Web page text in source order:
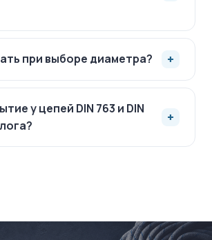
при выборе диаметра?
у цепей DIN 763 и DIN